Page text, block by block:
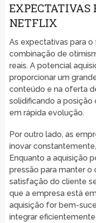
NETFLIX
As expectativas para
combinação de
reais. A potencial
proporcionar um
conteúdo e na oferta
solidificando a
em rápida evolução.
Por outro lado, as
inovar
Enquanto a aquisição
pressão para manter o
satisfação do cliente
que a empresa está
aquisição for bem-
integrar